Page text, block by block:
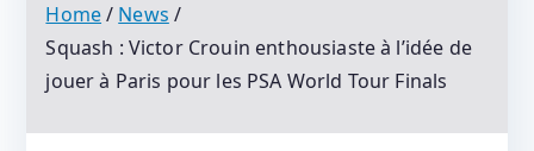
Home
News
Squash : Victor Crouin enthousiaste à l’idée de
jouer à Paris pour les PSA World Tour Finals